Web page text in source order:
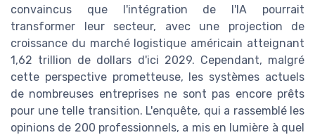
convaincus que l'intégration de l'IA pourrait
transformer leur secteur, avec une projection de
croissance du marché logistique américain atteignant
1,62 trillion de dollars d'ici 2029. Cependant, malgré
cette perspective prometteuse, les systèmes actuels
de nombreuses entreprises ne sont pas encore prêts
pour une telle transition. L'enquête, qui a rassemblé les
opinions de 200 professionnels, a mis en lumière à quel